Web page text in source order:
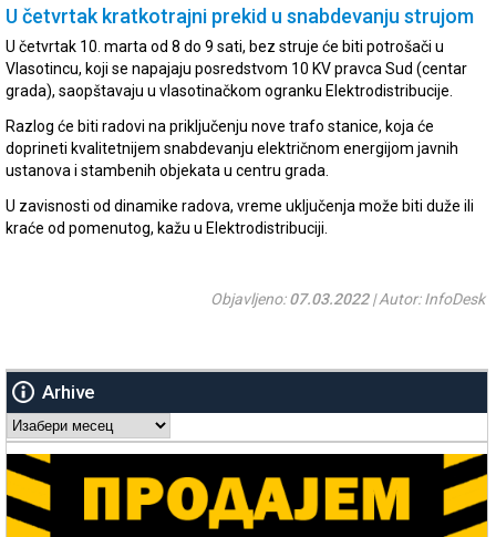
U četvrtak kratkotrajni prekid u snabdevanju strujom
U četvrtak 10. marta od 8 do 9 sati, bez struje će biti potrošači u
Vlasotincu, koji se napajaju posredstvom 10 KV pravca Sud (centar
grada), saopštavaju u vlasotinačkom ogranku Elektrodistribucije.
Razlog će biti radovi na priključenju nove trafo stanice, koja će
doprineti kvalitetnijem snabdevanju električnom energijom javnih
ustanova i stambenih objekata u centru grada.
U zavisnosti od dinamike radova, vreme uključenja može biti duže ili
kraće od pomenutog, kažu u Elektrodistribuciji.
Objavljeno:07.03.2022| Autor: InfoDesk
Arhive
Arhive